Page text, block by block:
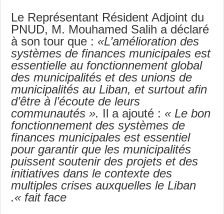
Le Représentant Résident Adjoint du
PNUD, M. Mouhamed Salih a déclaré
à son tour que : «L’amélioration des
systèmes de finances municipales est
essentielle au fonctionnement global
des municipalités et des unions de
municipalités au Liban, et surtout afin
d’être à l’écoute de leurs
communautés ». Il a ajouté : « Le bon
fonctionnement des systèmes de
finances municipales est essentiel
pour garantir que les municipalités
puissent soutenir des projets et des
initiatives dans le contexte des
multiples crises auxquelles le Liban
fait face ».